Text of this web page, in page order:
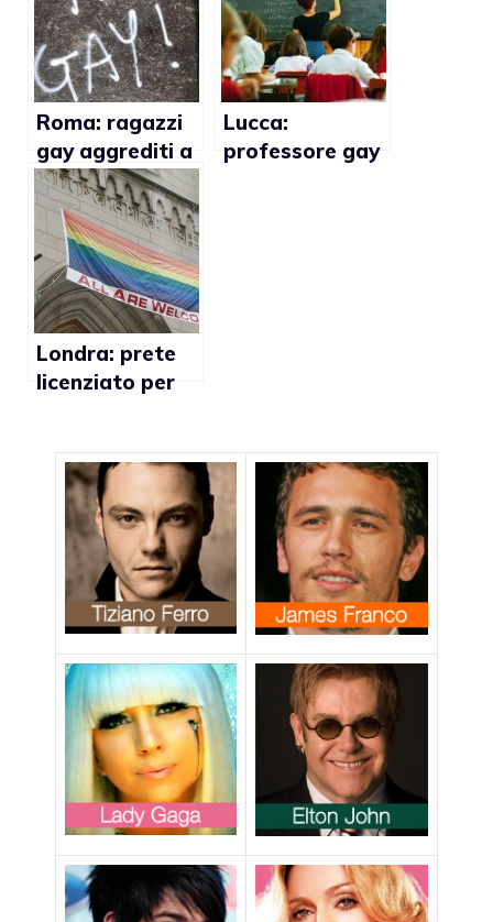
Roma: ragazzi
gay aggrediti a
Villa Borghese
Lucca:
professore gay
Londra: prete
licenziato per
indecenti a
coppia gay